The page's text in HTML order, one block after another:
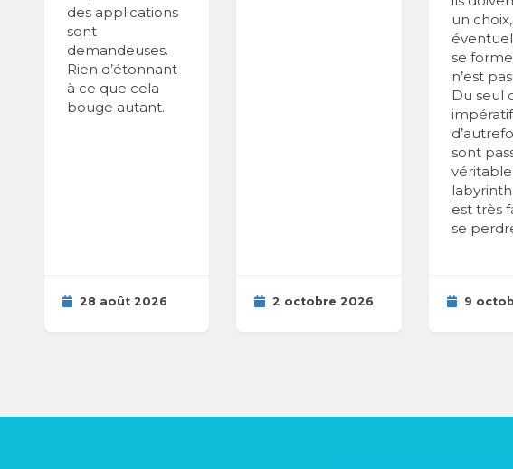
des applications
sont
demandeuses.
Rien d’étonnant
à ce que cela
bouge autant.
28 août 2026 2 octobre 2026
un choix,
se
n’est
Du seul
impératif
sont
véritable
est très
se
9